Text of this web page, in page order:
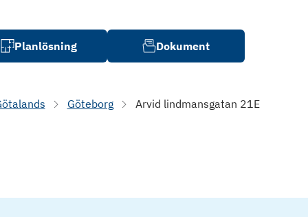
Planlösning Dokument
Göteborg Arvid lindmansgatan 21E